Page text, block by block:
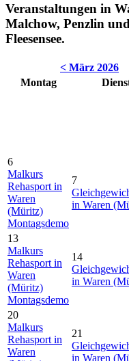
Veranstaltungen in
Malchow, Penzlin
Fleesensee.
< März 2026
Montag
6
Malkurs
Rehasport in
Waren
(Müritz)
Montagsdemo
7
in Waren
13
Malkurs
Rehasport in
Waren
(Müritz)
Montagsdemo
14
in Waren
20
Malkurs
Rehasport in
Waren
21
in Waren